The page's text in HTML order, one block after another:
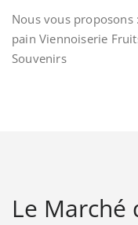
Nous vous
pain Viennoiserie
Souvenirs
Le Marché